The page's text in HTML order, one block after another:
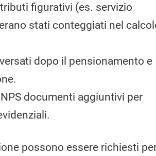
figurativi (es. servizio
stati conteggiati nel
dopo il pensionamento e
documenti aggiuntivi per
possono essere richiesti